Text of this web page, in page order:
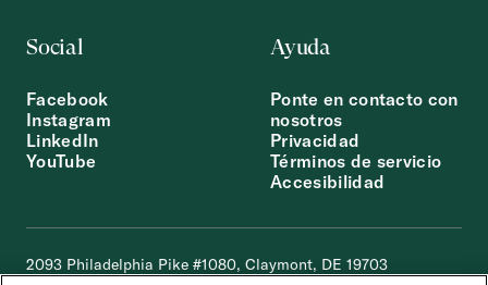
Social
Facebook
Instagram
LinkedIn
YouTube
Ayuda
Ponte en contacto con
nosotros
Privacidad
Términos de servicio
Accesibilidad
2093 Philadelphia Pike #1080, Claymont, DE 19703